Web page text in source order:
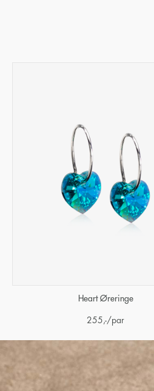
Heart Øreringe
255 ,-/par